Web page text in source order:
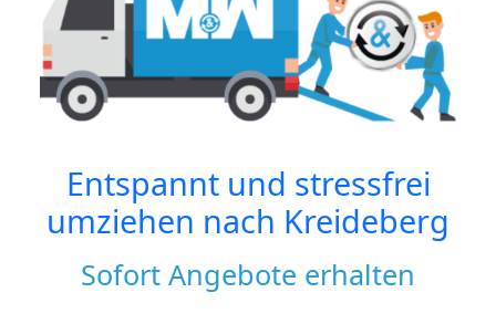
Entspannt und stressfrei
umziehen nach Kreideberg
Sofort Angebote erhalten